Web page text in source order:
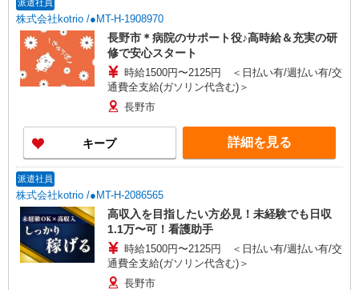
派遣社員
株式会社kotrio /●MT-H-1908970
長野市＊病院のサポート役♪高時給＆充実の研
修で安心スタート
時給1500円〜2125円 ＜日払い有/週払い有/交
通費全支給(ガソリン代含む)＞
長野市
キープ 詳細を見る
派遣社員
株式会社kotrio /●MT-H-2086565
高収入を目指したい方必見！未経験でも日収
1.1万〜可！看護助手
時給1500円〜2125円 ＜日払い有/週払い有/交
通費全支給(ガソリン代含む)＞
長野市